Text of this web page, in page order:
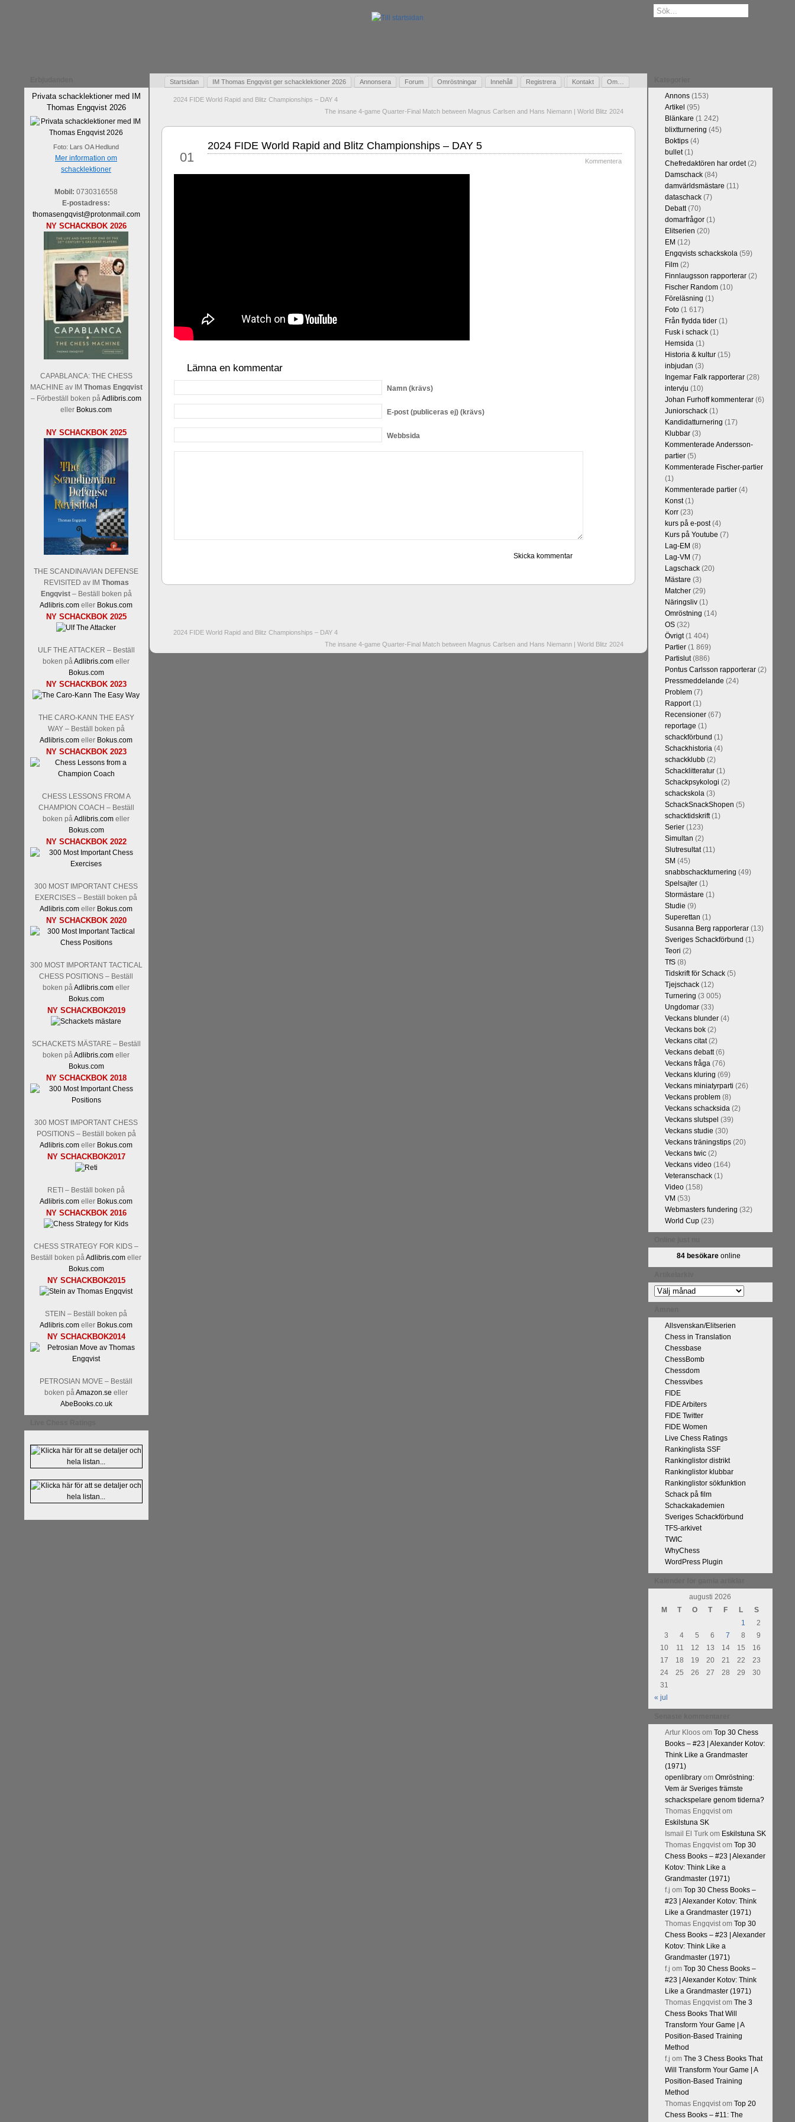
Privata schacklektioner med IM
Thomas Engqvist 2026
Foto: Lars OA Hedlund
Mer information om
schacklektioner
Mobil: 0730316558
E-postadress:
thomasengqvist@protonmail.com
NY SCHACKBOK 2026
CAPABLANCA: THE CHESS
MACHINE av IM Thomas Engqvist
– Förbeställ boken påAdlibris.com
eller Bokus.com
NY SCHACKBOK 2025
THE SCANDINAVIAN DEFENSE
REVISITED av IM Thomas
Engqvist– Beställ boken på
Adlibris.com eller Bokus.com
NY SCHACKBOK 2025
ULF THE ATTACKER – Beställ
boken på Adlibris.com eller
Bokus.com
NY SCHACKBOK 2023
THE CARO-KANN THE EASY
WAY – Beställ boken på
Adlibris.com eller Bokus.com
NY SCHACKBOK 2023
CHESS LESSONS FROM A
CHAMPION COACH – Beställ
boken på Adlibris.com eller
Bokus.com
NY SCHACKBOK 2022
300 MOST IMPORTANT CHESS
EXERCISES – Beställ boken på
Adlibris.com eller Bokus.com
NY SCHACKBOK 2020
300 MOST IMPORTANT TACTICAL
CHESS POSITIONS – Beställ
boken på Adlibris.com eller
Bokus.com
NY SCHACKBOK2019
SCHACKETS MÄSTARE – Beställ
boken på Adlibris.com eller
Bokus.com
NY SCHACKBOK 2018
300 MOST IMPORTANT CHESS
POSITIONS – Beställ boken på
Adlibris.com eller Bokus.com
NY SCHACKBOK2017
RETI – Beställ boken på
Adlibris.com eller Bokus.com
NY SCHACKBOK 2016
CHESS STRATEGY FOR KIDS –
Beställ boken på Adlibris.com eller
Bokus.com
NY SCHACKBOK2015
STEIN – Beställ boken på
Adlibris.com eller Bokus.com
NY SCHACKBOK2014
PETROSIAN MOVE – Beställ
boken på Amazon.se eller
AbeBooks.co.uk
Startsidan IM Thomas Engqvist ger schacklektioner 2026 Annonsera Forum Omröstningar Innehåll Registrera Kontakt Om…
Gästbok
2024 FIDE World Rapid and Blitz Championships – DAY 4
The insane 4-game Quarter-Final Match between Magnus Carlsen and Hans Niemann | World Blitz 2024
01
2024 FIDE World Rapid and Blitz Championships – DAY 5
Kommentera
Lämna en kommentar
Namn(krävs)
E-post(publiceras ej) (krävs)
Webbsida
2024 FIDE World Rapid and Blitz Championships – DAY 4
The insane 4-game Quarter-Final Match between Magnus Carlsen and Hans Niemann | World Blitz 2024
Annons(153)
Artikel (95)
Blänkare (1 242)
blixtturnering (45)
Boktips(4)
bullet(1)
Chefredaktören har ordet(2)
Damschack(84)
damvärldsmästare (11)
dataschack(7)
Debatt(70)
domarfrågor(1)
Elitserien (20)
EM (12)
Engqvists schackskola(59)
Film(2)
Finnlaugsson rapporterar(2)
Fischer Random(10)
Föreläsning (1)
Foto(1 617)
Från flydda tider(1)
Fusk i schack(1)
Hemsida(1)
Historia & kultur(15)
inbjudan (3)
Ingemar Falk rapporterar(28)
intervju (10)
Johan Furhoff kommenterar(6)
Juniorschack(1)
Kandidatturnering (17)
Klubbar(3)
Kommenterade Andersson-
partier(5)
Kommenterade Fischer-partier
(1)
Kommenterade partier(4)
Konst(1)
Korr(23)
kurs på e-post(4)
Kurs på Youtube (7)
Lag-EM (8)
Lag-VM (7)
Lagschack(20)
Mästare (3)
Matcher(29)
Näringsliv(1)
Omröstning (14)
OS(32)
Övrigt(1 404)
Partier(1 869)
Partislut(886)
Pontus Carlsson rapporterar(2)
Pressmeddelande (24)
Problem(7)
Rapport(1)
Recensioner(67)
reportage (1)
schackförbund (1)
Schackhistoria(4)
schackklubb(2)
Schacklitteratur(1)
Schackpsykologi (2)
schackskola(3)
SchackSnackShopen (5)
schacktidskrift(1)
Serier(123)
Simultan (2)
Slutresultat(11)
SM (45)
snabbschackturnering (49)
Spelsajter(1)
Stormästare (1)
Studie (9)
Superettan (1)
Susanna Berg rapporterar(13)
Sveriges Schackförbund (1)
Teori (2)
TfS(8)
Tidskrift för Schack(5)
Tjejschack(12)
Turnering (3 005)
Ungdomar(33)
Veckans blunder(4)
Veckans bok(2)
Veckans citat(2)
Veckans debatt(6)
Veckans fråga(76)
Veckans kluring (69)
Veckans miniatyrparti (26)
Veckans problem(8)
Veckans schacksida(2)
Veckans slutspel (39)
Veckans studie (30)
Veckans träningstips(20)
Veckans twic(2)
Veckans video(164)
Veteranschack(1)
Video(158)
VM (53)
Webmasters fundering (32)
World Cup(23)
84 besökareonline
Artikelarkiv
Allsvenskan/Elitserien
Chess in Translation
Chessbase
ChessBomb
Chessdom
Chessvibes
FIDE
FIDE Arbiters
FIDE Twitter
FIDE Women
Live Chess Ratings
Rankinglista SSF
Rankinglistor distrikt
Rankinglistor klubbar
Rankinglistor sökfunktion
Schack på film
Schackakademien
Sveriges Schackförbund
TFS-arkivet
TWIC
WhyChess
WordPress Plugin
augusti 2026
M
T O T F L
S
1
2
3
4 5 6 7 8
9
10
11 12 13 14 15
16
17
18 19 20 21 22
23
24
25 26 27 28 29
30
31
« jul
Artur Kloosom Top 30 Chess
Books – #23 | Alexander Kotov:
Think Like a Grandmaster
(1971)
openlibraryom Omröstning:
Vem är Sveriges främste
schackspelare genom tiderna?
Thomas Engqvistom
Eskilstuna SK
Ismail El Turkom Eskilstuna SK
Thomas Engqvistom Top 30
Chess Books – #23 | Alexander
Kotov: Think Like a
Grandmaster (1971)
f.j om Top 30 Chess Books –
#23 | Alexander Kotov: Think
Like a Grandmaster (1971)
Thomas Engqvistom Top 30
Chess Books – #23 | Alexander
Kotov: Think Like a
Grandmaster (1971)
f.j om Top 30 Chess Books –
#23 | Alexander Kotov: Think
Like a Grandmaster (1971)
Thomas Engqvistom The 3
Chess Books That Will
Transform Your Game | A
Position-Based Training
Method
f.j om The 3 Chess Books That
Will Transform Your Game | A
Position-Based Training
Method
Thomas Engqvistom Top 20
Chess Books – #11: The